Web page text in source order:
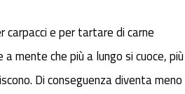
e per tartare di carne
mente che più a lungo si cuoce, più
Di conseguenza diventa meno